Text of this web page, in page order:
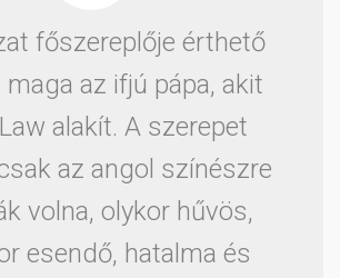
főszereplője érthető
az ifjú pápa, akit
alakít. A szerepet
az angol színészre
volna, olykor hűvös,
esendő, hatalma és